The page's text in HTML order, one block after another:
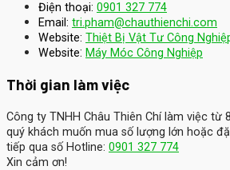
Điện thoại: 0901 327 774
Email: tri.pham@chauthienchi.com
Website: Thiệt Bị Vật Tư Công
Website: Máy Móc Công Nghiệp
Thời gian làm việc
Công ty TNHH Châu Thiên Chí làm việc từ
quý khách muốn mua số lượng lớn hoặc
tiếp qua số Hotline: 0901 327 774
Xin cảm ơn!